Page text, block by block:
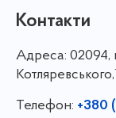
Контакти
Адреса: 02094,
Телефон: +380